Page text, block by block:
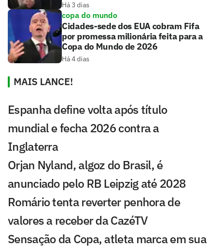
Há 3 dias
copa do mundo
Cidades-sede dos EUA cobram Fifa
por promessa milionária feita para a
Copa do Mundo de 2026
Há 4 dias
MAIS LANCE!
Espanha define volta após título
mundial e fecha 2026 contra a
Inglaterra
Orjan Nyland, algoz do Brasil, é
anunciado pelo RB Leipzig até 2028
Romário tenta reverter penhora de
valores a receber da CazéTV
Sensação da Copa, atleta marca em sua